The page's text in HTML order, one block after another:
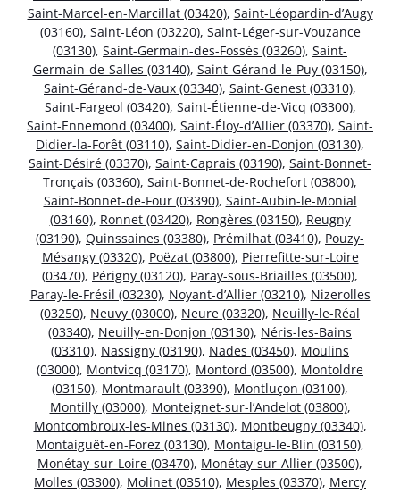
Saint-Marcel-en-Marcillat (03420), Saint-Léopardin-d’Augy
(03160), Saint-Léon (03220), Saint-Léger-sur-Vouzance
(03130), Saint-Germain-des-Fossés (03260), Saint-
Germain-de-Salles (03140), Saint-Gérand-le-Puy (03150),
Saint-Gérand-de-Vaux (03340), Saint-Genest (03310),
Saint-Fargeol (03420), Saint-Étienne-de-Vicq (03300),
Saint-Ennemond (03400), Saint-Éloy-d’Allier (03370), Saint-
Didier-la-Forêt (03110), Saint-Didier-en-Donjon (03130),
Saint-Désiré (03370), Saint-Caprais (03190), Saint-Bonnet-
Tronçais (03360), Saint-Bonnet-de-Rochefort (03800),
Saint-Bonnet-de-Four (03390), Saint-Aubin-le-Monial
(03160), Ronnet (03420), Rongères (03150), Reugny
(03190), Quinssaines (03380), Prémilhat (03410), Pouzy-
Mésangy (03320), Poëzat (03800), Pierrefitte-sur-Loire
(03470), Périgny (03120), Paray-sous-Briailles (03500),
Paray-le-Frésil (03230), Noyant-d’Allier (03210), Nizerolles
(03250), Neuvy (03000), Neure (03320), Neuilly-le-Réal
(03340), Neuilly-en-Donjon (03130), Néris-les-Bains
(03310), Nassigny (03190), Nades (03450), Moulins
(03000), Montvicq (03170), Montord (03500), Montoldre
(03150), Montmarault (03390), Montluçon (03100),
Montilly (03000), Monteignet-sur-l’Andelot (03800),
Montcombroux-les-Mines (03130), Montbeugny (03340),
Montaiguët-en-Forez (03130), Montaigu-le-Blin (03150),
Monétay-sur-Loire (03470), Monétay-sur-Allier (03500),
Molles (03300), Molinet (03510), Mesples (03370), Mercy